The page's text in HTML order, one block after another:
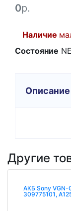
0р.
Наличие
Состояние
Описание
Другие
АКБ Sony VGN-
309775101,